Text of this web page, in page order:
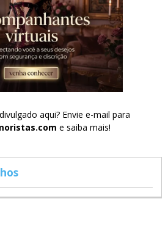
aqui? Envie e-mail para
e saiba mais!